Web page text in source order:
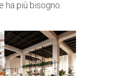
ha più bisogno.